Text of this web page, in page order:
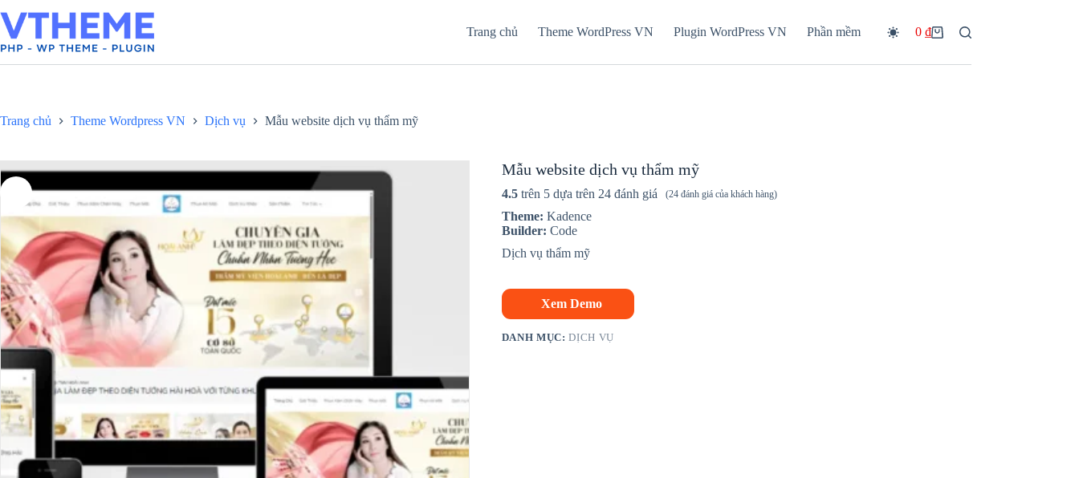
đến
phần
nội
dung
Trang chủ Theme WordPress VN Plugin WordPress VN Phần mềm
Giỏ
0 ₫
Trang chủ Theme Wordpress VN Dịch vụ Mẫu website dịch vụ thẩm mỹ
Mẫu website dịch vụ thẩm mỹ
4.5trên 5 dựa trên 24đánh giá (24đánh giá của khách hàng)
Theme: Kadence
Builder: Code
Dịch vụ thẩm mỹ
Xem Demo
DANH MỤC:DỊCH VỤ